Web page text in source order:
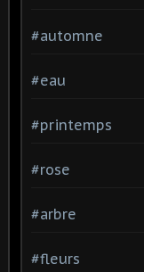
#automne
#eau
#printemps
#rose
#arbre
#fleurs